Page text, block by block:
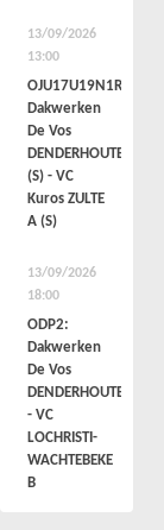
13/09/2026
13:00
OJU17U19N1R1a:
Dakwerken
De Vos
DENDERHOUTEM
(S) - VC
Kuros ZULTE
A (S)
13/09/2026
18:00
ODP2:
Dakwerken
De Vos
DENDERHOUTEM
- VC
LOCHRISTI-
WACHTEBEKE
B